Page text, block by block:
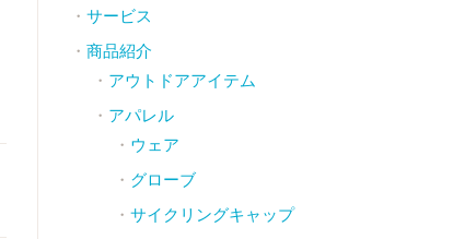
サービス
商品紹介
アウトドアアイテム
アパレル
ウェア
グローブ
サイクリングキャップ